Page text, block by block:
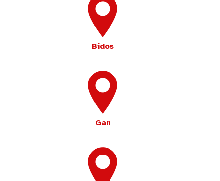
Bidos
Gan